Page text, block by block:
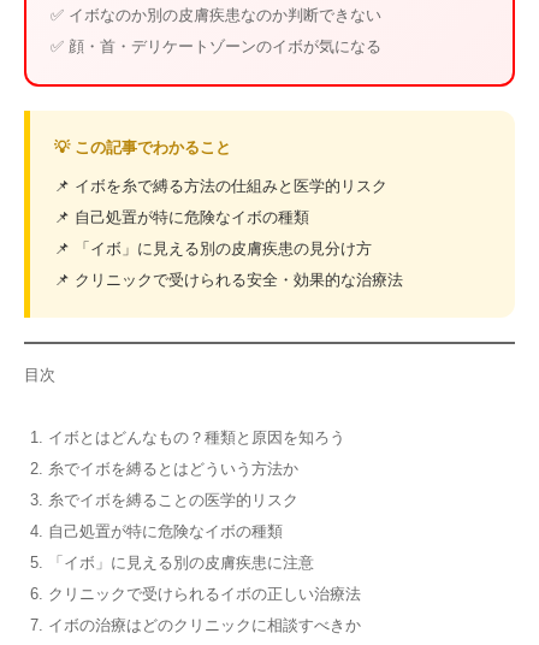
✅ イボなのか別の皮膚疾患なのか判断できない
✅ 顔・首・デリケートゾーンのイボが気になる
💡 この記事でわかること
📌 イボを糸で縛る方法の仕組みと医学的リスク
📌 自己処置が特に危険なイボの種類
📌 「イボ」に見える別の皮膚疾患の見分け方
📌 クリニックで受けられる安全・効果的な治療法
目次
イボとはどんなもの？種類と原因を知ろう
糸でイボを縛るとはどういう方法か
糸でイボを縛ることの医学的リスク
自己処置が特に危険なイボの種類
「イボ」に見える別の皮膚疾患に注意
クリニックで受けられるイボの正しい治療法
イボの治療はどのクリニックに相談すべきか